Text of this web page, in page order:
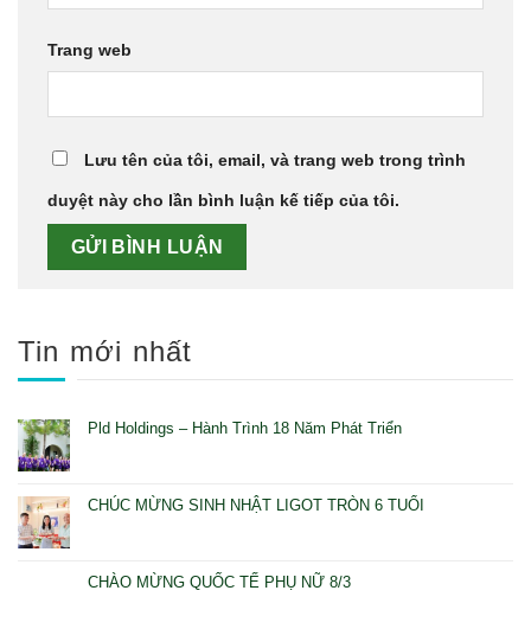
Trang web
Lưu tên của tôi, email, và trang web trong trình
duyệt này cho lần bình luận kế tiếp của tôi.
Tin mới nhất
Pld Holdings – Hành Trình 18 Năm Phát Triển
CHÚC MỪNG SINH NHẬT LIGOT TRÒN 6 TUỔI
CHÀO MỪNG QUỐC TẾ PHỤ NỮ 8/3